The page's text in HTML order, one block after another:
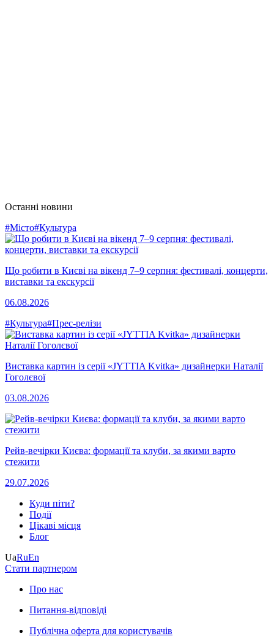
Останні новини
#Місто#Культура
Що робити в Києві на вікенд 7–9 серпня: фестивалі, концерти,
виставки та екскурсії
06.08.2026
#Культура#Прес-релізи
Виставка картин із серії «JYTTIA Kvitka» дизайнерки Наталії
Гоголєвої
03.08.2026
Рейв-вечірки Києва: формації та клуби, за якими варто
стежити
29.07.2026
Куди піти?
Події
Цікаві місця
Блог
UaRuEn
Стати партнером
Про нас
Питання-відповіді
Публічна оферта для користувачів